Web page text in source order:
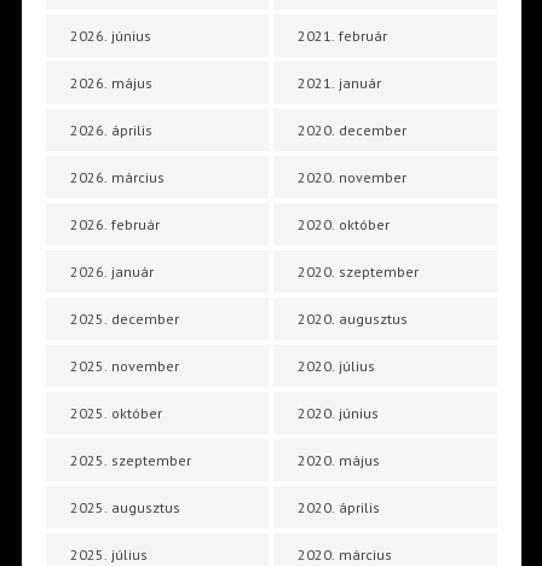
2026. június
2026. május
2026. április
2026. március
2026. február
2026. január
2025. december
2025. november
2025. október
2025. szeptember
2025. augusztus
2025. július
2021. február
2021. január
2020. december
2020. november
2020. október
2020. szeptember
2020. augusztus
2020. július
2020. június
2020. május
2020. április
2020. március